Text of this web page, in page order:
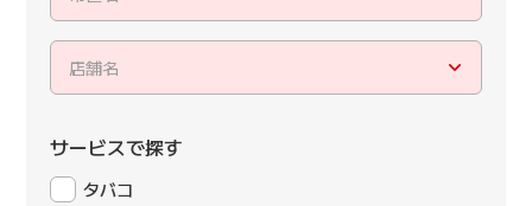
店舗名
サービスで探す
タバコ